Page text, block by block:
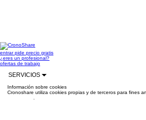
entrarpide precio gratis
¿eres un profesional?
ofertas de trabajo
SERVICIOS
Información sobre cookies
Cronoshare utiliza cookies propias y de terceros para fines